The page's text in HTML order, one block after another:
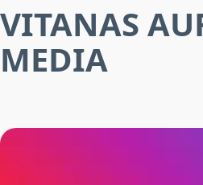
VITANAS
MEDIA